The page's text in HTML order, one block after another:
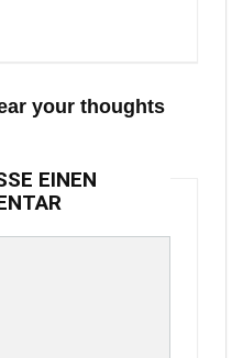
your thoughts
EINEN